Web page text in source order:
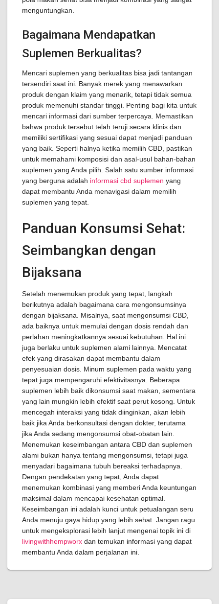
menguntungkan.
Bagaimana Mendapatkan
Suplemen Berkualitas?
Mencari suplemen yang berkualitas bisa jadi tantangan
tersendiri saat ini. Banyak merek yang menawarkan
produk dengan klaim yang menarik, tetapi tidak semua
produk memenuhi standar tinggi. Penting bagi kita untuk
mencari informasi dari sumber terpercaya. Memastikan
bahwa produk tersebut telah teruji secara klinis dan
memiliki sertifikasi yang sesuai dapat menjadi panduan
yang baik. Seperti halnya ketika memilih CBD, pastikan
untuk memahami komposisi dan asal-usul bahan-bahan
suplemen yang Anda pilih. Salah satu sumber informasi
yang berguna adalah informasi cbd suplemen yang
dapat membantu Anda menavigasi dalam memilih
suplemen yang tepat.
Panduan Konsumsi Sehat:
Seimbangkan dengan
Bijaksana
Setelah menemukan produk yang tepat, langkah
berikutnya adalah bagaimana cara mengonsumsinya
dengan bijaksana. Misalnya, saat mengonsumsi CBD,
ada baiknya untuk memulai dengan dosis rendah dan
perlahan meningkatkannya sesuai kebutuhan. Hal ini
juga berlaku untuk suplemen alami lainnya. Mencatat
efek yang dirasakan dapat membantu dalam
penyesuaian dosis. Minum suplemen pada waktu yang
tepat juga mempengaruhi efektivitasnya. Beberapa
suplemen lebih baik dikonsumsi saat makan, sementara
yang lain mungkin lebih efektif saat perut kosong. Untuk
mencegah interaksi yang tidak diinginkan, akan lebih
baik jika Anda berkonsultasi dengan dokter, terutama
jika Anda sedang mengonsumsi obat-obatan lain.
Menemukan keseimbangan antara CBD dan suplemen
alami bukan hanya tentang mengonsumsi, tetapi juga
menyadari bagaimana tubuh bereaksi terhadapnya.
Dengan pendekatan yang tepat, Anda dapat
menemukan kombinasi yang memberi Anda keuntungan
maksimal dalam mencapai kesehatan optimal.
Keseimbangan ini adalah kunci untuk petualangan seru
Anda menuju gaya hidup yang lebih sehat. Jangan ragu
untuk mengeksplorasi lebih lanjut mengenai topik ini di
livingwithhempworx dan temukan informasi yang dapat
membantu Anda dalam perjalanan ini.